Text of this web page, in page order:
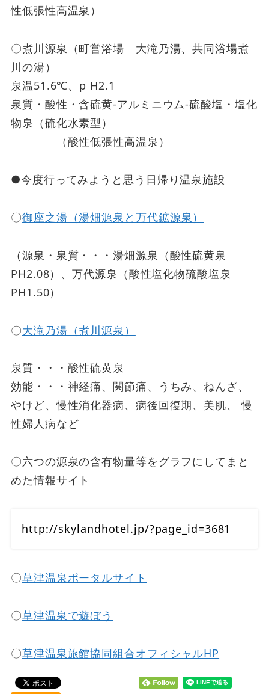
性低張性高温泉）
〇煮川源泉（町営浴場 大滝乃湯、共同浴場煮
川の湯）
泉温51.6℃、p H2.1
泉質・酸性・含硫黄-アルミニウム-硫酸塩・塩化
物泉（硫化水素型）
（酸性低張性高温泉）
●今度行ってみようと思う日帰り温泉施設
〇御座之湯（湯畑源泉と万代鉱源泉）
（源泉・泉質・・・湯畑源泉（酸性硫黄泉
PH2.08）、万代源泉（酸性塩化物硫酸塩泉
PH1.50）
〇大滝乃湯（煮川源泉）
泉質・・・酸性硫黄泉
効能・・・神経痛、関節痛、うちみ、ねんざ、
やけど、慢性消化器病、病後回復期、美肌、 慢
性婦人病など
〇六つの源泉の含有物量等をグラフにしてまと
めた情報サイト
http://skylandhotel.jp/?page_id=3681
〇草津温泉ポータルサイト
〇草津温泉で遊ぼう
〇草津温泉旅館協同組合オフィシャルHP